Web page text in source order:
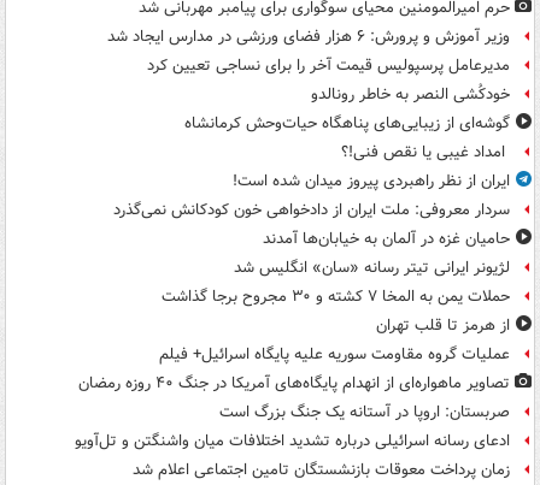
حرم امیرالمومنین محیای سوگواری برای پیامبر مهربانی شد
وزیر آموزش و پرورش: ۶ هزار فضای ورزشی در مدارس ایجاد شد
مدیرعامل پرسپولیس قیمت آخر را برای نساجی تعیین کرد
خودکُشی النصر به خاطر رونالدو
گوشه‌ای از زیبایی‌های پناهگاه‌ حیات‌وحش کرمانشاه
امداد غیبی یا نقص فنی!؟
ایران از نظر راهبردی پیروز میدان شده است!
سردار معروفی: ملت ایران از دادخواهی خون کودکانش نمی‌گذرد
حامیان غزه در آلمان به خیابان‌ها آمدند
لژیونر ایرانی تیتر رسانه «سان» انگلیس شد
حملات یمن به المخا ۷ کشته و ۳۰ مجروح برجا گذاشت
از هرمز تا قلب تهران
عملیات گروه مقاومت سوریه علیه پایگاه اسرائیل+ فیلم
تصاویر ماهواره‌ای از انهدام پایگاه‌های آمریکا در جنگ ۴۰ روزه رمضان
صربستان: اروپا در آستانه یک جنگ بزرگ است
ادعای رسانه اسرائیلی درباره تشدید اختلافات میان واشنگتن و تل‌آویو
زمان پرداخت معوقات بازنشستگان تامین اجتماعی اعلام شد